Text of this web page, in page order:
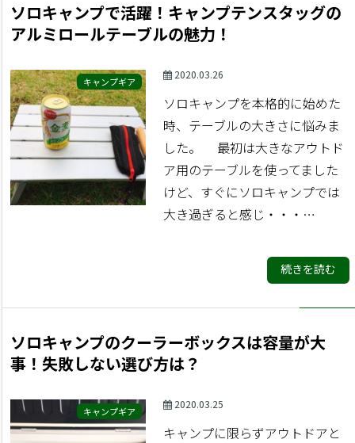
ソロキャンプで活躍！キャンプテンスタッグの
アルミロールテーブルの魅力！
キャンプギア
2020.03.26
ソロキャンプを本格的に始めた
時、テーブルの大きさに悩みま
した。 最初は大きなアウトド
ア用のテーブルを使ってました
けど、すぐにソロキャンプでは
大き過ぎると感じ・・・…
続きを読む
ソロキャンプのクーラーボックスは容量が大
事！失敗しない選び方は？
キャンプギア
2020.03.25
キャンプに限らずアウトドアと